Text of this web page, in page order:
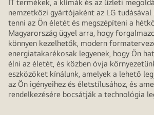
IT termékek, a klímák és az üzleti
nemzetközi gyártójaként az LG tudásával
tenni az Ön életét és megszépíteni a
Magyarország ügyel arra, hogy
könnyen kezelhetők, modern
energiatakarékosak legyenek, hogy Ön
élni az életét, és közben óvja
eszközöket kínálunk, amelyek a lehető
az Ön igényeihez és életstílusához, és
rendelkezésére bocsátják a technológia